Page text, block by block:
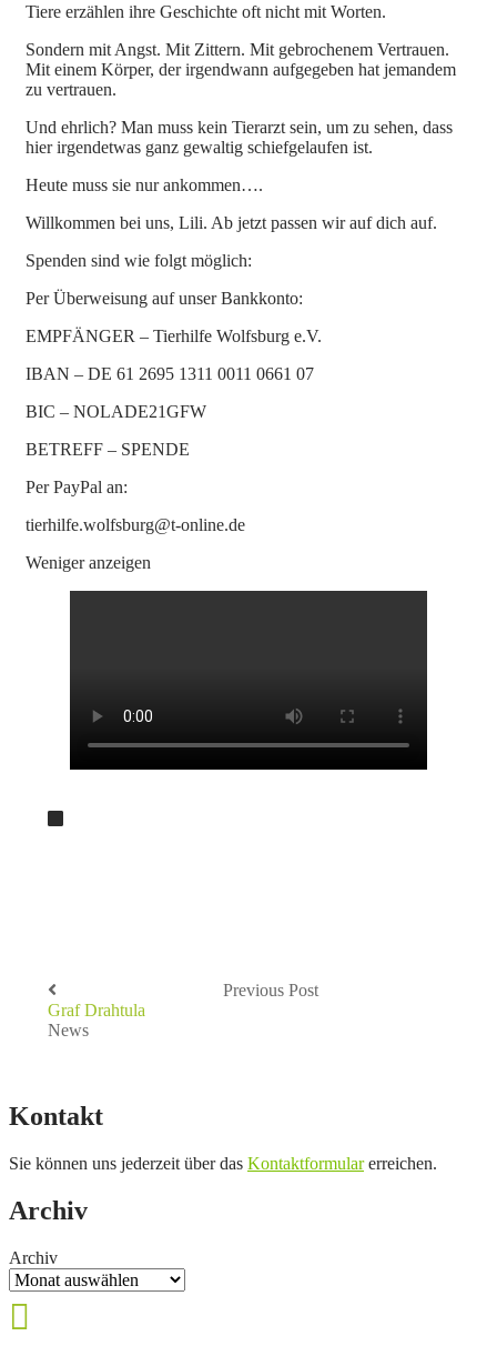
Tiere erzählen ihre Geschichte oft nicht mit Worten.
Sondern mit Angst. Mit Zittern. Mit gebrochenem Vertrauen.
Mit einem Körper, der irgendwann aufgegeben hat jemandem
zu vertrauen.
Und ehrlich? Man muss kein Tierarzt sein, um zu sehen, dass
hier irgendetwas ganz gewaltig schiefgelaufen ist.
Heute muss sie nur ankommen….
Willkommen bei uns, Lili. Ab jetzt passen wir auf dich auf.
Spenden sind wie folgt möglich:
Per Überweisung auf unser Bankkonto:
EMPFÄNGER – Tierhilfe Wolfsburg e.V.
IBAN – DE 61 2695 1311 0011 0661 07
BIC – NOLADE21GFW
BETREFF – SPENDE
Per PayPal an:
tierhilfe.wolfsburg@t-online.de
Weniger anzeigen
Previous Post
Graf Drahtula
News
Kontakt
Sie können uns jederzeit über das Kontaktformularerreichen.
Archiv
Archiv